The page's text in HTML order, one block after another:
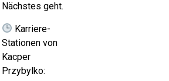
Nächstes geht.
Karriere-
Stationen von
Kacper
Przybylko: